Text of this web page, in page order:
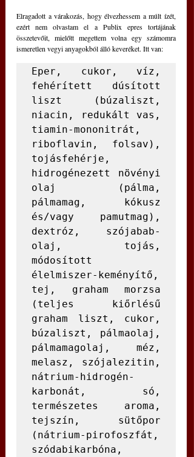
Elragadott a várakozás, hogy élvezhessem a múlt ízét,
ezért nem olvastam el a Publix epres tortájának
összetevőit, mielőtt megettem volna egy számomra
ismeretlen vegyi anyagokból álló keveréket. Itt van:
Eper, cukor, víz,
fehérített dúsított
liszt (búzaliszt,
niacin, redukált vas,
tiamin-mononitrát,
riboflavin, folsav),
tojásfehérje,
hidrogénezett növényi
olaj (pálma,
pálmamag, kókusz
és/vagy pamutmag),
dextróz, szójabab-
olaj, tojás,
módosított
élelmiszer-keményítő,
tej, graham morzsa
(teljes kiőrlésű
graham liszt, cukor,
búzaliszt, pálmaolaj,
pálmamagolaj, méz,
melasz, szójalezitin,
nátrium-hidrogén-
karbonát, só,
természetes aroma,
tejszín, sütőpor
(nátrium-pirofoszfát,
szódabikarbóna,